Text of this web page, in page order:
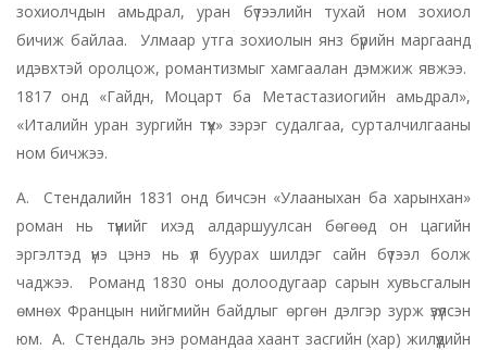
зохиолчдын амьдрал, уран бүтээлийн тухай ном зохиол
бичиж байлаа. Улмаар утга зохиолын янз бүрийн маргаанд
идэвхтэй оролцож, романтизмыг хамгаалан дэмжиж явжээ.
1817 онд «Гайдн, Моцарт ба Метастазиогийн амьдрал»,
«Италийн уран зургийн түүх» зэрэг судалгаа, сурталчилгааны
ном бичжээ.
А. Стендалийн 1831 онд бичсэн «Улааныхан ба харынхан»
роман нь түүнийг ихэд алдаршуулсан бөгөөд он цагийн
эргэлтэд үнэ цэнэ нь үл буурах шилдэг сайн бүтээл болж
чаджээ. Романд 1830 оны долоодугаар сарын хувьсгалын
өмнөх Францын нийгмийн байдлыг өргөн дэлгэр зурж үзүүлсэн
юм. А. Стендаль энэ романдаа хаант засгийн (хар) жилүүдийн